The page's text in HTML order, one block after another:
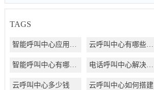
TAGS
智能呼叫中心应用方案 云呼叫中心有哪些好处
智能呼叫中心有哪些好处 电话呼叫中心解决方案
云呼叫中心多少钱 云呼叫中心如何搭建